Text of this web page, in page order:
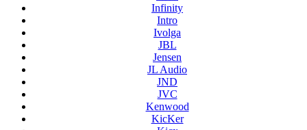
Infinity
Intro
Ivolga
JBL
Jensen
JL Audio
JND
JVC
Kenwood
KicKer